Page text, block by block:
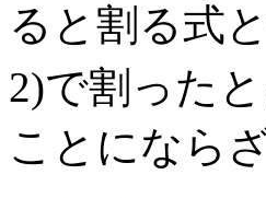
ると割る式
2)で割った
ことになら